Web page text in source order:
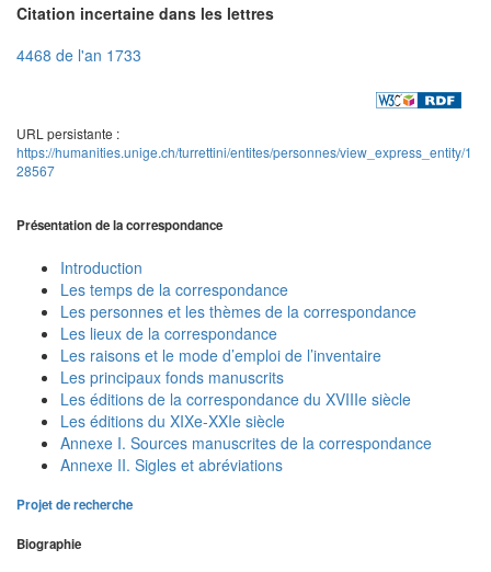
Citation incertaine dans les lettres
4468 de l'an 1733
URL persistante :
https://humanities.unige.ch/turrettini/entites/personnes/view_express_entity/1
28567
Présentation de la correspondance
Introduction
Les temps de la correspondance
Les personnes et les thèmes de la correspondance
Les lieux de la correspondance
Les raisons et le mode d’emploi de l’inventaire
Les principaux fonds manuscrits
Les éditions de la correspondance du XVIIIe siècle
Les éditions du XIXe-XXIe siècle
Annexe I. Sources manuscrites de la correspondance
Annexe II. Sigles et abréviations
Projet de recherche
Biographie